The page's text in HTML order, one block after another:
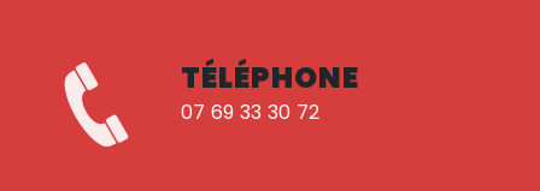
TÉLÉPHONE
07 69 33 30 72